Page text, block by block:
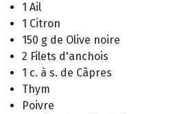
1 Ail
1 Citron
150 g de Olive noire
2 Filets d'anchois
1 c. à s. de Câpres
Thym
Poivre